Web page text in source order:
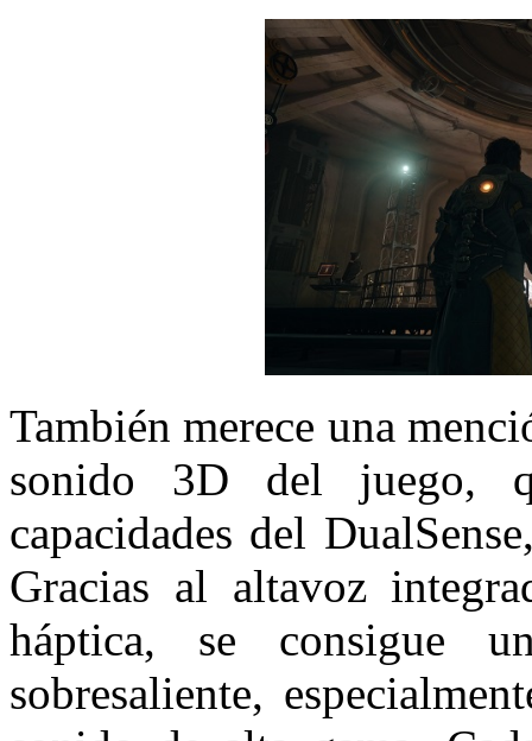
También merece una
sonido 3D del juego,
capacidades del
Gracias al altavoz
háptica, se consigue
sobresaliente,